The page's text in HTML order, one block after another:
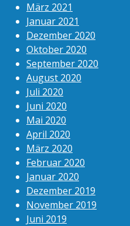
März 2021
Januar 2021
Dezember 2020
Oktober 2020
September 2020
August 2020
Juli 2020
Juni 2020
Mai 2020
April 2020
März 2020
Februar 2020
Januar 2020
Dezember 2019
November 2019
Juni 2019